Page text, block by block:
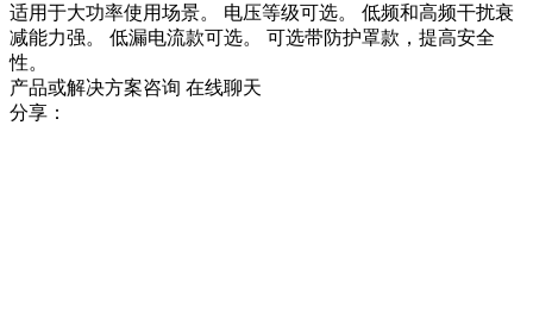
适用于大功率使用场景。 电压等级可选。 低频和高频干扰衰
减能力强。 低漏电流款可选。 可选带防护罩款，提高安全
性。
产品或解决方案咨询 在线聊天
分享：